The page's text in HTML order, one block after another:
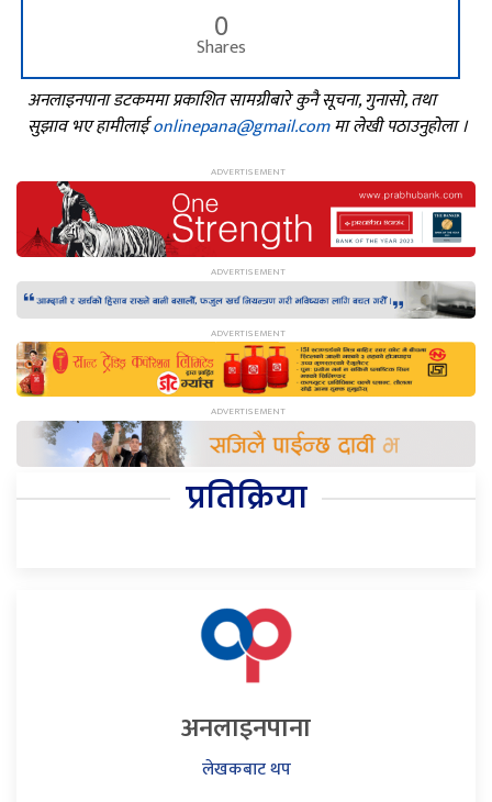
0
Shares
अनलाइनपाना डटकममा प्रकाशित सामग्रीबारे कुनै सूचना, गुनासो, तथा
सुझाव भए हामीलाईonlinepana@gmail.comमा लेखी पठाउनुहोला ।
प्रतिक्रिया
अनलाइनपाना
लेखकबाट थप